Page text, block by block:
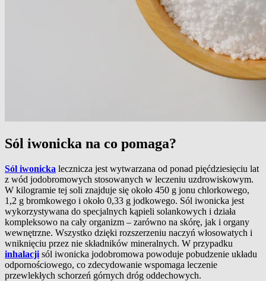
Sól iwonicka na co pomaga?
Sól iwonicka lecznicza jest wytwarzana od ponad pięćdziesięciu lat
z wód jodobromowych stosowanych w leczeniu uzdrowiskowym.
W kilogramie tej soli znajduje się około 450 g jonu chlorkowego,
1,2 g bromkowego i około 0,33 g jodkowego. Sól iwonicka jest
wykorzystywana do specjalnych kąpieli solankowych i działa
kompleksowo na cały organizm – zarówno na skórę, jak i organy
wewnętrzne. Wszystko dzięki rozszerzeniu naczyń włosowatych i
wniknięciu przez nie składników mineralnych. W przypadku
inhalacji sól iwonicka jodobromowa powoduje pobudzenie układu
odpornościowego, co zdecydowanie wspomaga leczenie
przewlekłych schorzeń górnych dróg oddechowych.